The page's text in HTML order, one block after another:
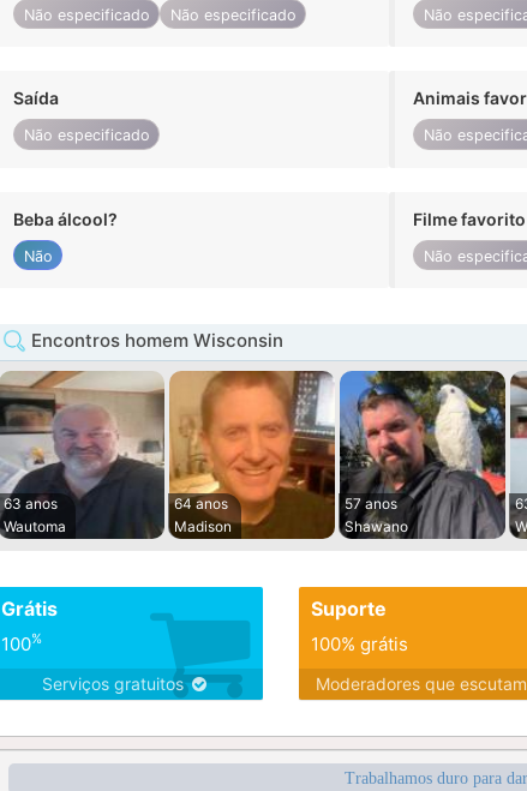
Não especificado Não especificado Não
Saída
Não especificado
Animais
Não
Beba álcool?
Não
Filme favorito
Não
Encontros homem Wisconsin
63 anos
Wautoma
64 anos
Madison
57 anos
Shawano
Grátis
100%
Serviços gratuitos
Suporte
100% grátis
Moderadores que escutam
Trabalhamos duro para